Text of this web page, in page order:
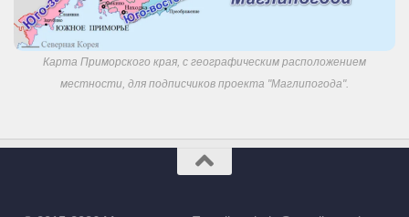
Карта Приморского края, с географическим расположением
местности, для подписчиков проекта "Маглипогода".